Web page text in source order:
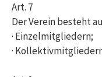
Art. 7
Der Verein besteht
· Einzelmitgliedern;
·